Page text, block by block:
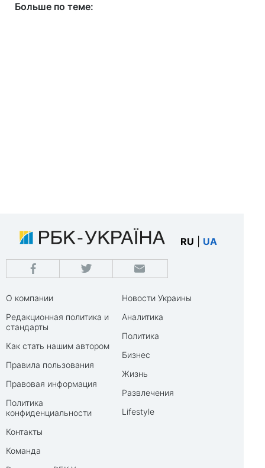
Больше по теме:
RU UA
О компании
Редакционная политика и
стандарты
Как стать нашим автором
Правила пользования
Правовая информация
Политика
конфиденциальности
Контакты
Команда
Новости Украины
Аналитика
Политика
Бизнес
Жизнь
Развлечения
Lifestyle